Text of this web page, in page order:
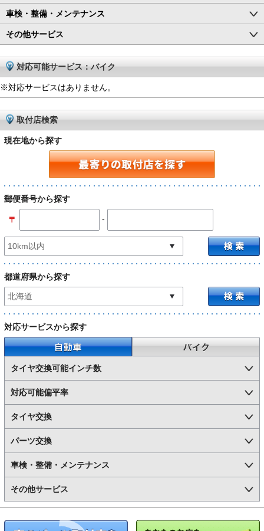
車検・整備・メンテナンス
その他サービス
対応可能サービス：バイク
※対応サービスはありません。
取付店検索
現在地から探す
郵便番号から探す
〒 -
都道府県から探す
対応サービスから探す
自動車
バイク
タイヤ交換可能インチ数
対応可能偏平率
タイヤ交換
パーツ交換
車検・整備・メンテナンス
その他サービス